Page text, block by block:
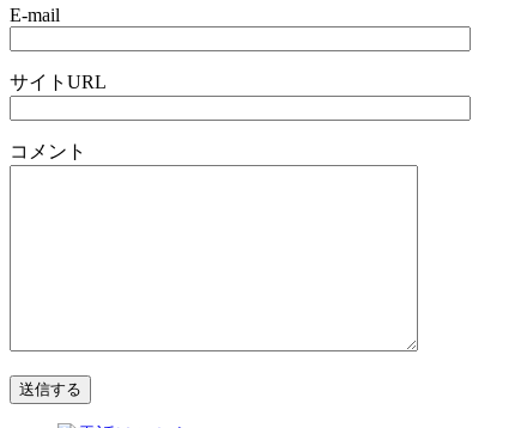
E-mail
サイトURL
コメント